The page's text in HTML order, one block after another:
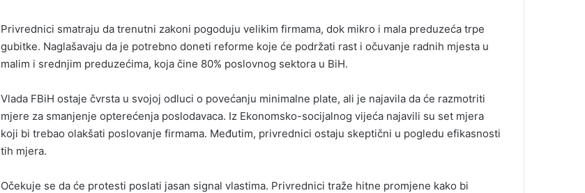
Privrednici smatraju da trenutni zakoni pogoduju velikim firmama, dok mikro i mala preduzeća trpe
gubitke. Naglašavaju da je potrebno doneti reforme koje će podržati rast i očuvanje radnih mjesta u
malim i srednjim preduzećima, koja čine 80% poslovnog sektora u BiH.
Vlada FBiH ostaje čvrsta u svojoj odluci o povećanju minimalne plate, ali je najavila da će razmotriti
mjere za smanjenje opterećenja poslodavaca. Iz Ekonomsko-socijalnog vijeća najavili su set mjera
koji bi trebao olakšati poslovanje firmama. Međutim, privrednici ostaju skeptični u pogledu efikasnosti
tih mjera.
Očekuje se da će protesti poslati jasan signal vlastima. Privrednici traže hitne promjene kako bi